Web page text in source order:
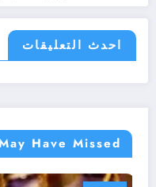
احدث التعليقات
Have Missed